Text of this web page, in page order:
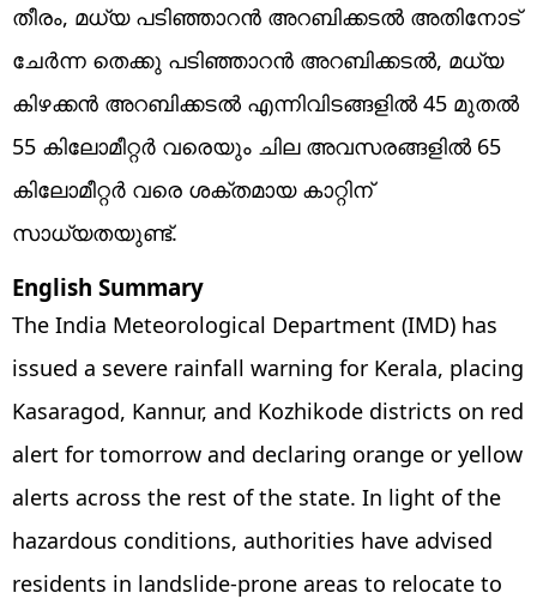
തീരം, മധ്യ പടിഞ്ഞാറൻ അറബിക്കടൽ അതിനോട്
ചേർന്ന തെക്കു പടിഞ്ഞാറൻ അറബിക്കടൽ, മധ്യ
കിഴക്കൻ അറബിക്കടൽ എന്നിവിടങ്ങളിൽ 45 മുതൽ
55 കിലോമീറ്റർ വരെയും ചില അവസരങ്ങളിൽ 65
കിലോമീറ്റർ വരെ ശക്തമായ കാറ്റിന്
സാധ്യതയുണ്ട്.
English Summary
The India Meteorological Department (IMD) has
issued a severe rainfall warning for Kerala, placing
Kasaragod, Kannur, and Kozhikode districts on red
alert for tomorrow and declaring orange or yellow
alerts across the rest of the state. In light of the
hazardous conditions, authorities have advised
residents in landslide-prone areas to relocate to